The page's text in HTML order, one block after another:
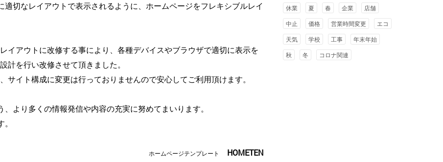
適切なレイアウトで表示されるように、ホームページをフレキシブルレイ
イアウトに改修する事により、各種デバイスやブラウザで適切に表示を
計を行い改修させて頂きました。
サイト構成に変更は行っておりませんので安心してご利用頂けます。
より多くの情報発信や内容の充実に努めてまいります。
ホームページテンプレート
HOMETEN
休業 夏 春 企業
店舗
中止
価格 営業時間変更
エコ
天気
学校 工事
年末年始
秋
冬 コロナ関連